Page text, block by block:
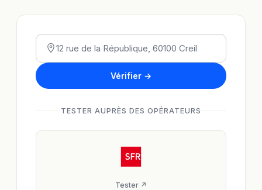
Vérifier →
TESTER AUPRÈS DES OPÉRATEURS
Tester ↗